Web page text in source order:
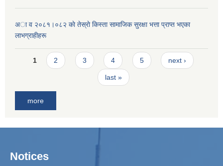
अा व २०८१।०८२ काे तेस्राे किस्ता सामाजिक सुरक्षा भत्ता प्राप्त भएका
लाभग्राहीहरू
Pages
1 2 3 4 5 next ›
last »
more
Notices